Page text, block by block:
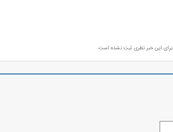
برای این خبر نظری ثبت نشده است